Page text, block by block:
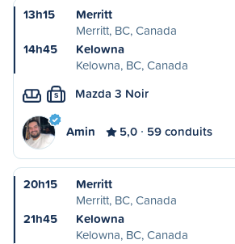
13h15
Merritt
Merritt, BC, Canada
14h45
Kelowna
Kelowna, BC, Canada
S Mazda 3 Noir
Amin 5,0 59 conduits
20h15
Merritt
Merritt, BC, Canada
21h45
Kelowna
Kelowna, BC, Canada